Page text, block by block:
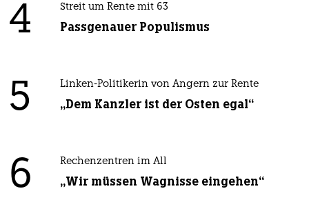
4 Streit um Rente mit 63
Passgenauer Populismus
5 Linken-Politikerin von Angern zur Rente
„Dem Kanzler ist der Osten egal“
6 Rechenzentren im All
„Wir müssen Wagnisse eingehen“